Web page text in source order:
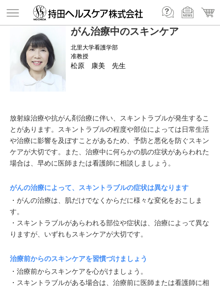
がん治療中のスキンケア
北里大学看護学部
准教授
松原 康美 先生
放射線治療や抗がん剤治療に伴い、スキントラブルが発生するこ
とがあります。スキントラブルの程度や部位によっては日常生活
や治療に影響を及ぼすことがあるため、予防と悪化を防ぐスキン
ケアが大切です。また、治療中に何らかの肌の症状があらわれた
場合は、早めに医師または看護師に相談しましょう。
がんの治療によって、スキントラブルの症状は異なります
・がんの治療は、肌だけでなくからだに様々な変化をおこしま
す。
・スキントラブルがあらわれる部位や症状は、治療によって異な
りますが、いずれもスキンケアが大切です。
治療前からのスキンケアを習慣づけましょう
・治療前からスキンケアを心がけましょう。
・スキントラブルがある場合は、治療前に医師または看護師に相